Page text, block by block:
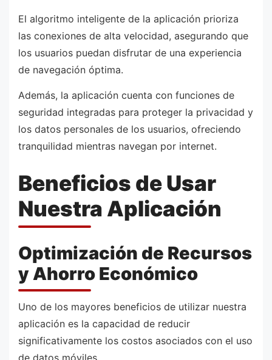
El algoritmo inteligente de la aplicación prioriza
las conexiones de alta velocidad, asegurando que
los usuarios puedan disfrutar de una experiencia
de navegación óptima.
Además, la aplicación cuenta con funciones de
seguridad integradas para proteger la privacidad y
los datos personales de los usuarios, ofreciendo
tranquilidad mientras navegan por internet.
Beneficios de Usar
Nuestra Aplicación
Optimización de Recursos
y Ahorro Económico
Uno de los mayores beneficios de utilizar nuestra
aplicación es la capacidad de reducir
significativamente los costos asociados con el uso
de datos móviles.